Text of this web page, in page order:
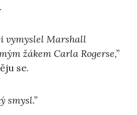
vymyslel Marshall
žákem Carla Rogerse,”
se.
smysl.”